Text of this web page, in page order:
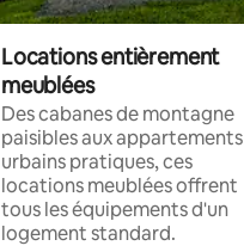
Locations entièrement
meublées
Des cabanes de montagne
paisibles aux appartements
urbains pratiques, ces
locations meublées offrent
tous les équipements d'un
logement standard.